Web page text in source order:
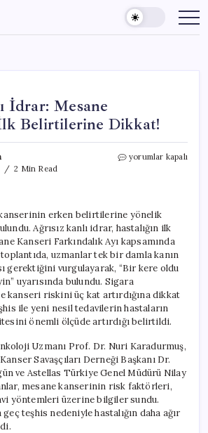
İdrar: Mesane
Belirtilerine Dikkat!
2 Min Read
Ağrısız
İlk
Belirtilerine
Dikkat!
için
yorumlar kapalı
erken belirtilerine yönelik
Ağrısız kanlı idrar, hastalığın ilk
Kanseri Farkındalık Ayı kapsamında
uzmanlar tek bir damla kanın
gerektiğini vurgulayarak, “Bir kere oldu
uyarısında bulundu. Sigara
kanseri riskini üç kat artırdığına dikkat
ile yeni nesil tedavilerin hastaların
önemli ölçüde artırdığı belirtildi.
Uzmanı Prof. Dr. Nuri Karadurmuş,
Savaşçıları Derneği Başkanı Dr.
ve Astellas Türkiye Genel Müdürü Nilay
mesane kanserinin risk faktörleri,
yöntemleri üzerine bilgiler sundu.
teşhis nedeniyle hastalığın daha ağır